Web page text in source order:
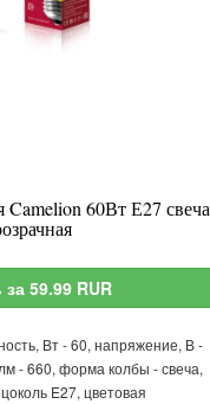
60Вт Е27 свеча
за 59.99 RUR
Вт - 60, напряжение, В -
- 660, форма колбы - свеча,
E27, цветовая